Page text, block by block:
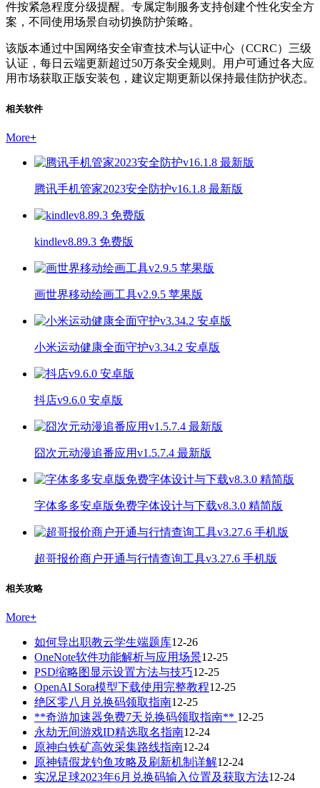
件按紧急程度分级提醒。专属定制服务支持创建个性化安全方
案，不同使用场景自动切换防护策略。
该版本通过中国网络安全审查技术与认证中心（CCRC）三级
认证，每日云端更新超过50万条安全规则。用户可通过各大应
用市场获取正版安装包，建议定期更新以保持最佳防护状态。
相关软件
More+
腾讯手机管家2023安全防护v16.1.8 最新版
kindlev8.89.3 免费版
画世界移动绘画工具v2.9.5 苹果版
小米运动健康全面守护v3.34.2 安卓版
抖店v9.6.0 安卓版
囧次元动漫追番应用v1.5.7.4 最新版
字体多多安卓版免费字体设计与下载v8.3.0 精简版
超哥报价商户开通与行情查询工具v3.27.6 手机版
相关攻略
More+
如何导出职教云学生端题库12-26
OneNote软件功能解析与应用场景12-25
PSD缩略图显示设置方法与技巧12-25
OpenAI Sora模型下载使用完整教程12-25
绝区零八月兑换码领取指南12-25
**奇游加速器免费7天兑换码领取指南** 12-25
永劫无间游戏ID精选取名指南12-24
原神白铁矿高效采集路线指南12-24
原神锖假龙钓鱼攻略及刷新机制详解12-24
实况足球2023年6月兑换码输入位置及获取方法12-24